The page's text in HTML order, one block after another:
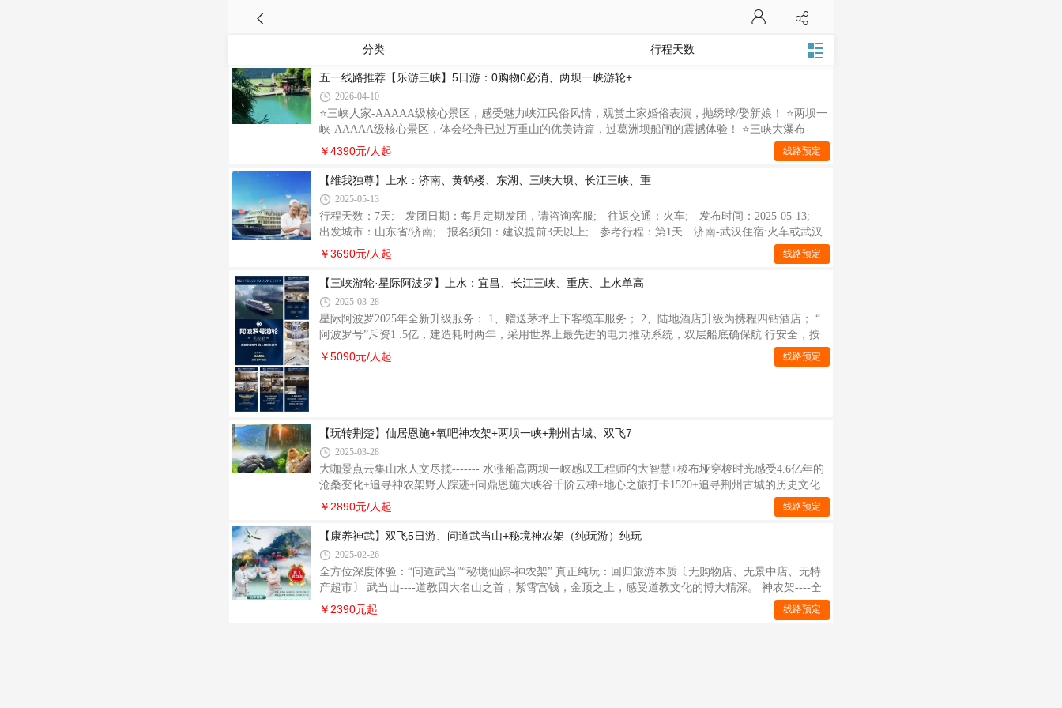
分类 行程天数
五一线路推荐【乐游三峡】5日游：0购物0必消、两坝一峡游轮+
2026-04-10
⭐️三峡人家-AAAAA级核心景区，感受魅力峡江民俗风情，观赏土家婚俗表演，抛绣球/娶新娘！ ⭐️两坝一
峡-AAAAA级核心景区，体会轻舟已过万重山的优美诗篇，过葛洲坝船闸的震撼体验！ ⭐️三峡大瀑布-
AAAAA级核心景区，是中国十大名瀑之一，原生态峡谷风光，体验零距离“穿”瀑！
￥4390元/人起 线路预定
【维我独尊】上水：济南、黄鹤楼、东湖、三峡大坝、长江三峡、重
2025-05-13
行程天数：7天; 发团日期：每月定期发团，请咨询客服; 往返交通：火车; 发布时间：2025-05-13;
出发城市：山东省/济南; 报名须知：建议提前3天以上; 参考行程：第1天 济南-武汉住宿:火车或武汉
济南乘火车硬卧赴英雄城市---【武汉】，参考车次：K1073次,18:15-次日
￥3690元/人起 线路预定
【三峡游轮·星际阿波罗】上水：宜昌、长江三峡、重庆、上水单高
2025-03-28
星际阿波罗2025年全新升级服务： 1、赠送茅坪上下客缆车服务； 2、陆地酒店升级为携程四钻酒店； “
阿波罗号”斥资1 .5亿，建造耗时两年，采用世界上最先进的电力推动系统，双层船底确保航 行安全，按
照海洋邮轮理念设计，中庭2 部双向垂直电梯,多种房型自由选择，高端的布局和古希 腊装饰风格，被誉
为长江三峡上的“典藏珍品”。船长120米、宽19 米、净高23 米，是一艘全新 豪华的移动五星级酒店，于
￥5090元/人起 线路预定
【玩转荆楚】仙居恩施+氧吧神农架+两坝一峡+荆州古城、双飞7
2025-03-28
大咖景点云集山水人文尽揽------- 水涨船高两坝一峡感叹工程师的大智慧+梭布垭穿梭时光感受4.6亿年的
沧桑变化+追寻神农架野人踪迹+问鼎恩施大峡谷千阶云梯+地心之旅打卡1520+追寻荆州古城的历史文化
￥2890元/人起 线路预定
【康养神武】双飞5日游、问道武当山+秘境神农架（纯玩游）纯玩
2025-02-26
全方位深度体验：“问道武当”“秘境仙踪-神农架” 真正纯玩：回归旅游本质〔无购物店、无景中店、无特
产超市〕 武当山----道教四大名山之首，紫霄宫钱，金顶之上，感受道教文化的博大精深。 神农架----全
景深度游，大九湖、神农架自然保护区、祭坛、天生桥、官门山美景不错过；
￥2390元起 线路预定